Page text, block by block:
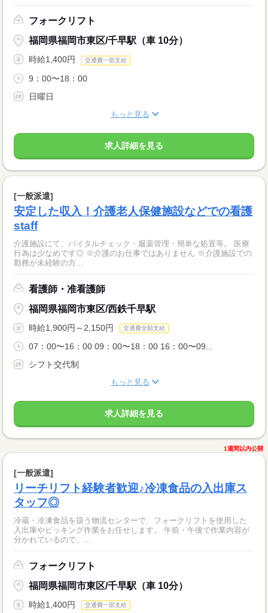
フォークリフト
福岡県福岡市東区/千早駅（車 10分）
時給1,400円 交通費一部支給
9：00〜18：00
日曜日
もっと見る
求人詳細を見る
[一般派遣]
安定した収入！介護老人保健施設などでの看護
staff
介護施設にて、バイタルチェック・服薬管理・簡単な処置等。 医療
行為は少なめです◎ ※介護のお仕事ではありません ※介護施設での
勤務が未経験の方...
看護師・准看護師
福岡県福岡市東区/西鉄千早駅
時給1,900円～2,150円 交通費全額支給
07：00〜16：00 09：00〜18：00 16：00〜09...
シフト交代制
もっと見る
求人詳細を見る
1週間以内公開
[一般派遣]
リーチリフト経験者歓迎♪冷凍食品の入出庫ス
タッフ◎
冷蔵・冷凍食品を扱う物流センターで、フォークリフトを使用した
入出庫やピッキング作業をお任せします。 午前・午後で作業内容が
分かれているので、...
フォークリフト
福岡県福岡市東区/千早駅（車 10分）
時給1,400円 交通費一部支給